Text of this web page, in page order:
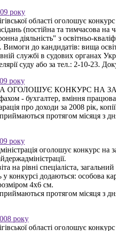
року
області оголошує
(постійна та тимчасова
діяльність" з освітньо-
до кандидатів: вища
службі в судових органах
суду або за тел.: 2-10-23.
року
ОГОЛОШУЄ КОНКУРС НА
- бухгалтер, вміння
про доходи за 2008 рік,
протягом місяця з
року
оголошує конкурс на
на рівні спеціаліста,
конкурсі додаються: особова
4х6 см.
протягом місяця з
року
області оголошує